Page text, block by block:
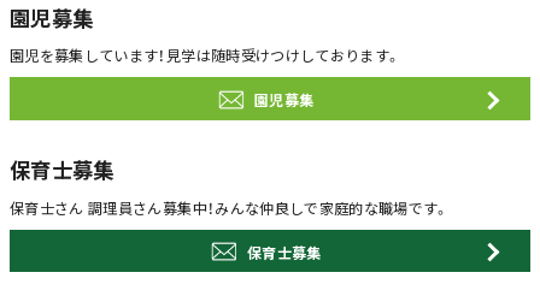
園児募集
園児を募集しています！ 見学は随時受けつけしております。
園児募集
保育士募集
保育士さん 調理員さん募集中！みんな仲良しで家庭的な職場です。
保育士募集